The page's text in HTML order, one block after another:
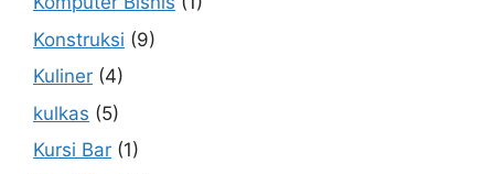
Konstruksi (9)
Kuliner (4)
kulkas (5)
Kursi Bar (1)